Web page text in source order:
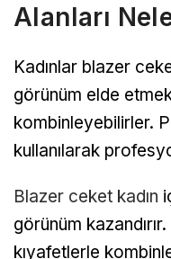
Alanları
Kadınlar blazer
görünüm elde
kombinleyebilirler.
kullanılarak
Blazer ceket kadın
görünüm
kıyafetlerle